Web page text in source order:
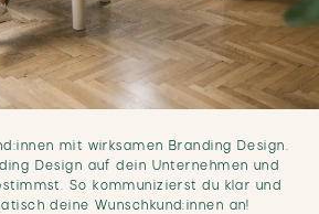
mit wirksamen Branding Design.
Design auf dein Unternehmen und
So kommunizierst du klar und
deine Wunschkund:innen an!